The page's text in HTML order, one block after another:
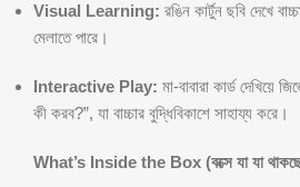
Visual Learning: রঙিন কার্টুন ছবি দেখে
মেলাতে পারে।
Interactive Play: মা-বাবারা কার্ড দেখিয়ে
কী করব?”, যা বাচ্চার বুদ্ধিবিকাশে সাহায্য করে।
What’s Inside the Box (বক্সে যা যা